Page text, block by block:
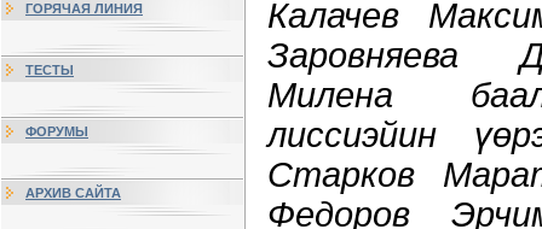
ГОРЯЧАЯ ЛИНИЯ
ТЕСТЫ
ФОРУМЫ
АРХИВ САЙТА
Калачев
Заровняева
Милена
лиссиэйин
Старков
Федоров